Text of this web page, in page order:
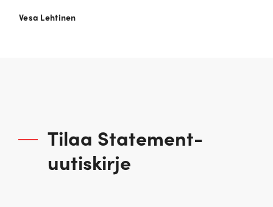
Vesa Lehtinen
Tilaa Statement-
uutiskirje